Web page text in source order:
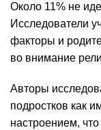
Около 11% не
Исследователи
факторы и
во внимание
Авторы
подростков как
настроением,